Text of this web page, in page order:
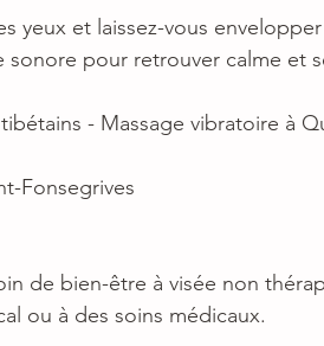
yeux et laissez-vous
sonore pour retrouver calme et
- Massage vibratoire à
Fonsegrives
de bien-être à visée non